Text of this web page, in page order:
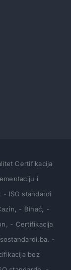
Certifikacija
i
, - ISO standardi
, - Bihać, -
, - Certifikacija
-
bez